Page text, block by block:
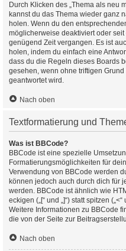
Durch Klicken des „Thema als neu
kannst du das Thema wieder ganz
holen. Wenn du den
möglicherweise deaktiviert oder
genügend Zeit vergangen. Es ist
holen, indem du einfach eine
dass du die Regeln dieses Boards
gesehen, wenn ohne triftigen
geantwortet wird.
Nach oben
Textformatierung und
Was ist BBCode?
BBCode ist eine spezielle
Formatierungsmöglichkeiten für
Verwendung von BBCode werden
können jedoch auch durch dich für
werden. BBCode ist ähnlich wie
eckigen („[“ und „]“) statt spitzen
Weitere Informationen zu BBCode
die von der Seite zur
Nach oben